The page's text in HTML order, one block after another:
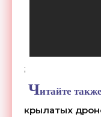
;
Читайте
крылатых